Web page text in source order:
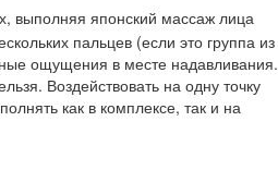
выполняя японский массаж лица
пальцев (если это группа из
ощущения в месте надавливания.
Воздействовать на одну точку
как в комплексе, так и на